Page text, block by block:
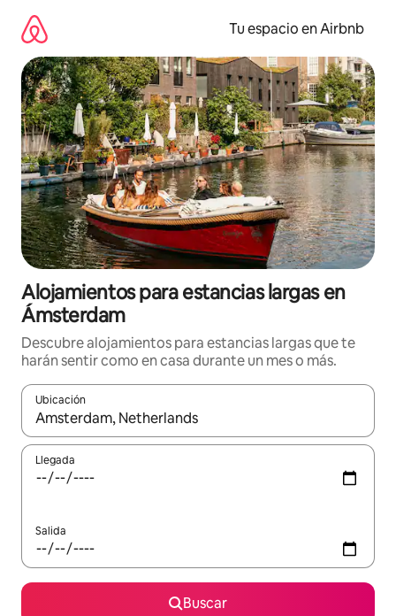
contenido
Tu espacio en Airbnb
Alojamientos para estancias largas en
Ámsterdam
Descubre alojamientos para estancias largas que te
harán sentir como en casa durante un mes o más.
Ubicación
Cuando los resultados estén disponibles, podrás navegar
Llegada
Salida
Buscar